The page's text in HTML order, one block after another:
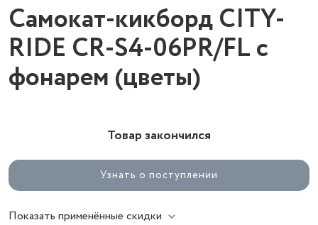
Самокат-кикборд CITY-
RIDE CR-S4-06PR/FL c
фонарем (цветы)
Товар закончился
Узнать о поступлении
Показать применённые скидки